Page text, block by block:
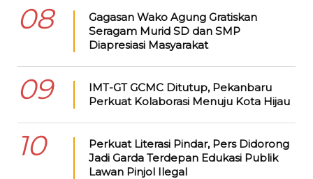
08
Gagasan Wako Agung Gratiskan
Seragam Murid SD dan SMP
Diapresiasi Masyarakat
09
IMT-GT GCMC Ditutup, Pekanbaru
Perkuat Kolaborasi Menuju Kota Hijau
10
Perkuat Literasi Pindar, Pers Didorong
Jadi Garda Terdepan Edukasi Publik
Lawan Pinjol Ilegal